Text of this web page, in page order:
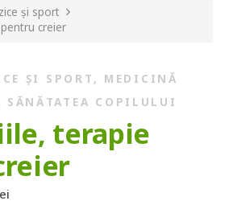
și sport
creier
ȘI SPORT , MEDICINĂ
SĂNĂTATEA COPILULUI
terapie